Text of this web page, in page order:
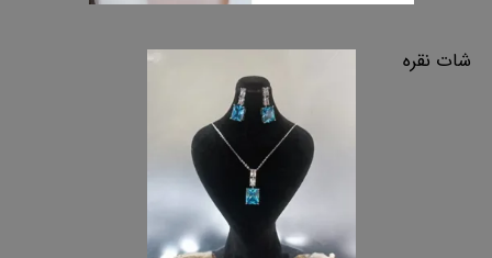
شات نقره